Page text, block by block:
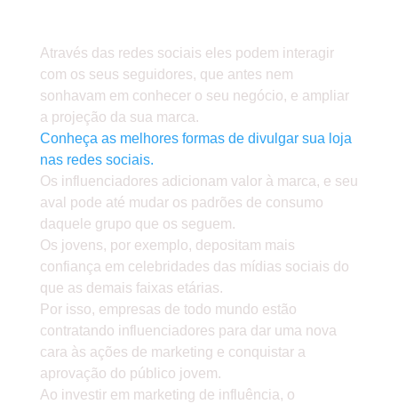
Através das redes sociais eles podem interagir
com os seus seguidores, que antes nem
sonhavam em conhecer o seu negócio, e ampliar
a projeção da sua marca.
Conheça as melhores formas de divulgar sua loja
nas redes sociais.
Os influenciadores adicionam valor à marca, e seu
aval pode até mudar os padrões de consumo
daquele grupo que os seguem.
Os jovens, por exemplo, depositam mais
confiança em celebridades das mídias sociais do
que as demais faixas etárias.
Por isso, empresas de todo mundo estão
contratando influenciadores para dar uma nova
cara às ações de marketing e conquistar a
aprovação do público jovem.
Ao investir em marketing de influência, o